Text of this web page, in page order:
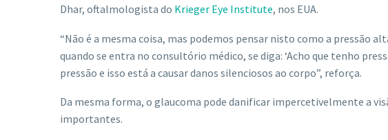
Dhar, oftalmologista do Krieger Eye Institute, nos EUA.
“Não é a mesma coisa, mas podemos pensar nisto como a pressão
quando se entra no consultório médico, se diga: ‘Acho que tenho
pressão e isso está a causar danos silenciosos ao corpo”, reforça.
Da mesma forma, o glaucoma pode danificar impercetivelmente a
importantes.